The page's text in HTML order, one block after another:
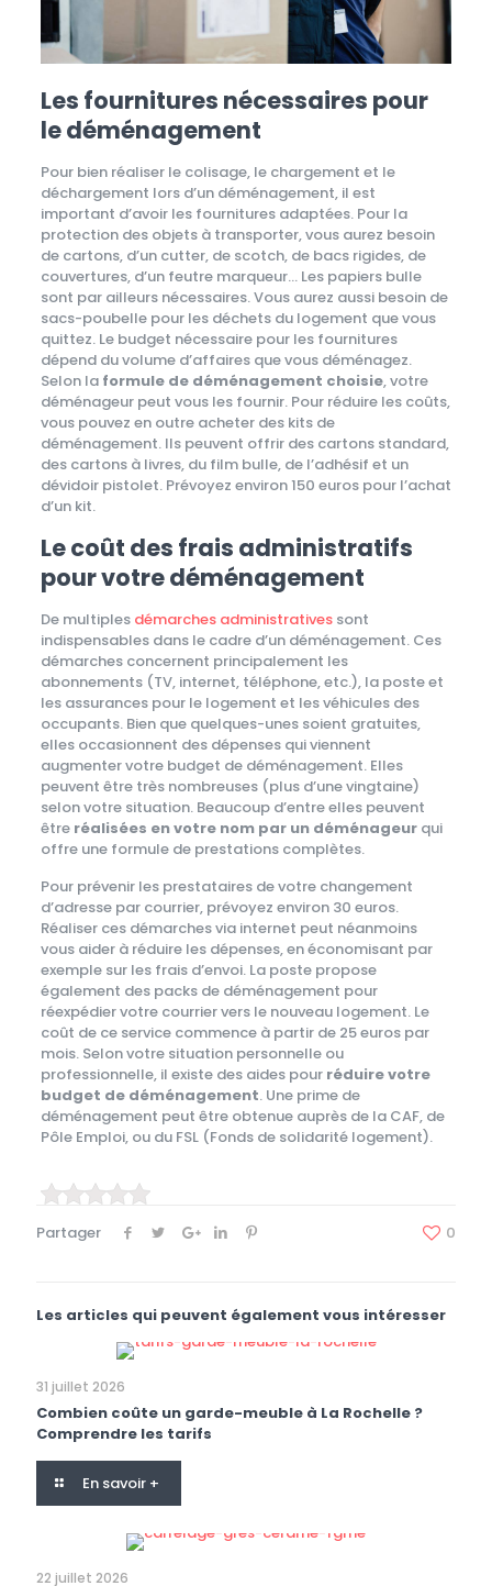
Les fournitures nécessaires pour
le déménagement
Pour bien réaliser le colisage, le chargement et le
déchargement lors d’un déménagement, il est
important d’avoir les fournitures adaptées. Pour la
protection des objets à transporter, vous aurez besoin
de cartons, d’un cutter, de scotch, de bacs rigides, de
couvertures, d’un feutre marqueur… Les papiers bulle
sont par ailleurs nécessaires. Vous aurez aussi besoin de
sacs-poubelle pour les déchets du logement que vous
quittez. Le budget nécessaire pour les fournitures
dépend du volume d’affaires que vous déménagez.
Selon la formule de déménagement choisie, votre
déménageur peut vous les fournir. Pour réduire les coûts,
vous pouvez en outre acheter des kits de
déménagement. Ils peuvent offrir des cartons standard,
des cartons à livres, du film bulle, de l’adhésif et un
dévidoir pistolet. Prévoyez environ 150 euros pour l’achat
d’un kit.
Le coût des frais administratifs
pour votre déménagement
De multiples démarches administrativessont
indispensables dans le cadre d’un déménagement. Ces
démarches concernent principalement les
abonnements (TV, internet, téléphone, etc.), la poste et
les assurances pour le logement et les véhicules des
occupants. Bien que quelques-unes soient gratuites,
elles occasionnent des dépenses qui viennent
augmenter votre budget de déménagement. Elles
peuvent être très nombreuses (plus d’une vingtaine)
selon votre situation. Beaucoup d’entre elles peuvent
êtreréalisées en votre nom par un déménageurqui
offre une formule de prestations complètes.
Pour prévenir les prestataires de votre changement
d’adresse par courrier, prévoyez environ 30 euros.
Réaliser ces démarches via internet peut néanmoins
vous aider à réduire les dépenses, en économisant par
exemple sur les frais d’envoi. La poste propose
également des packs de déménagement pour
réexpédier votre courrier vers le nouveau logement. Le
coût de ce service commence à partir de 25 euros par
mois. Selon votre situation personnelle ou
professionnelle, il existe des aides pourréduire votre
budget de déménagement. Une prime de
déménagement peut être obtenue auprès de la CAF, de
Pôle Emploi, ou du FSL (Fonds de solidarité logement).
Partager 0
Les articles qui peuvent également vous intéresser
31 juillet 2026
Combien coûte un garde-meuble à La Rochelle ?
Comprendre les tarifs
En savoir +
22 juillet 2026